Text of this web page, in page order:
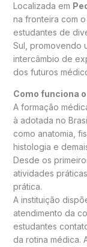
Localizada em
na fronteira com o
estudantes de
Sul, promovendo
intercâmbio de
dos futuros
Como funciona
A formação
à adotada no
como anatomia,
histologia e
Desde os
atividades
prática.
A instituição
atendimento da
estudantes
da rotina médica.